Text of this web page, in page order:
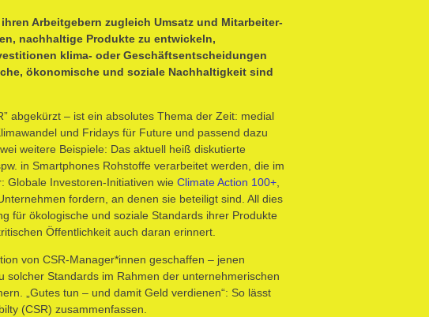
Arbeitgebern zugleich Umsatz und Mitarbeiter-
nachhaltige Produkte zu entwickeln,
klima- oder Geschäftsentscheidungen
ökonomische und soziale Nachhaltigkeit sind
abgekürzt – ist ein absolutes Thema der Zeit: medial
und Fridays für Future und passend dazu
weitere Beispiele: Das aktuell heiß diskutierte
in Smartphones Rohstoffe verarbeitet werden, die im
Globale Investoren-Initiativen wie Climate Action 100+
fordern, an denen sie beteiligt sind. All dies
für ökologische und soziale Standards ihrer Produkte
Öffentlichkeit auch daran erinnert.
von CSR-Manager*innen geschaffen – jenen
solcher Standards im Rahmen der unternehmerischen
„Gutes tun – und damit Geld verdienen“: So lässt
(CSR) zusammenfassen.